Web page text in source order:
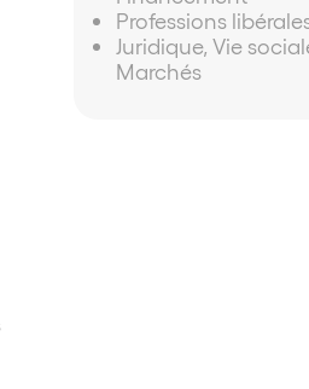
Professions
Juridique, Vie
Marchés